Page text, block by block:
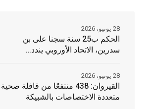
الحكم ب25 سنة سجنا على بن
سدرين، الاتحاد الأوروبي يندد…
28 يونيو، 2026
القيروان: 438 منتفعًا من قافلة صحية
متعددة الاختصاصات بالشبيكة
28 يونيو، 2026